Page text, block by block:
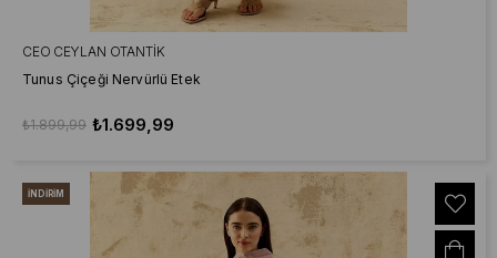
CEO CEYLAN OTANTIK
Tunus Çiçeği Nervürlü Etek
₺1.699,99
₺1.899,99
İNDIRIM